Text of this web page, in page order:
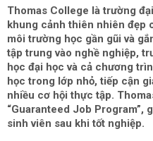
Thomas College là trường
khung cảnh thiên nhiên đẹp
môi trường học gần gũi và
tập trung vào nghề nghiệp,
học đại học và cả chương
học trong lớp nhỏ, tiếp cận
nhiều cơ hội thực tập.
“Guaranteed Job Program”,
sinh viên sau khi tốt nghiệp.